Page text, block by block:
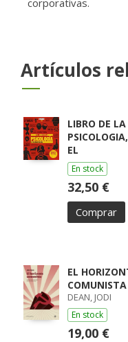
Artículos
LIBRO DE LA
PSICOLOGIA,
EL
En stock
32,50 €
Comprar
EL
COMUNISTA
DEAN, JODI
En stock
19,00 €